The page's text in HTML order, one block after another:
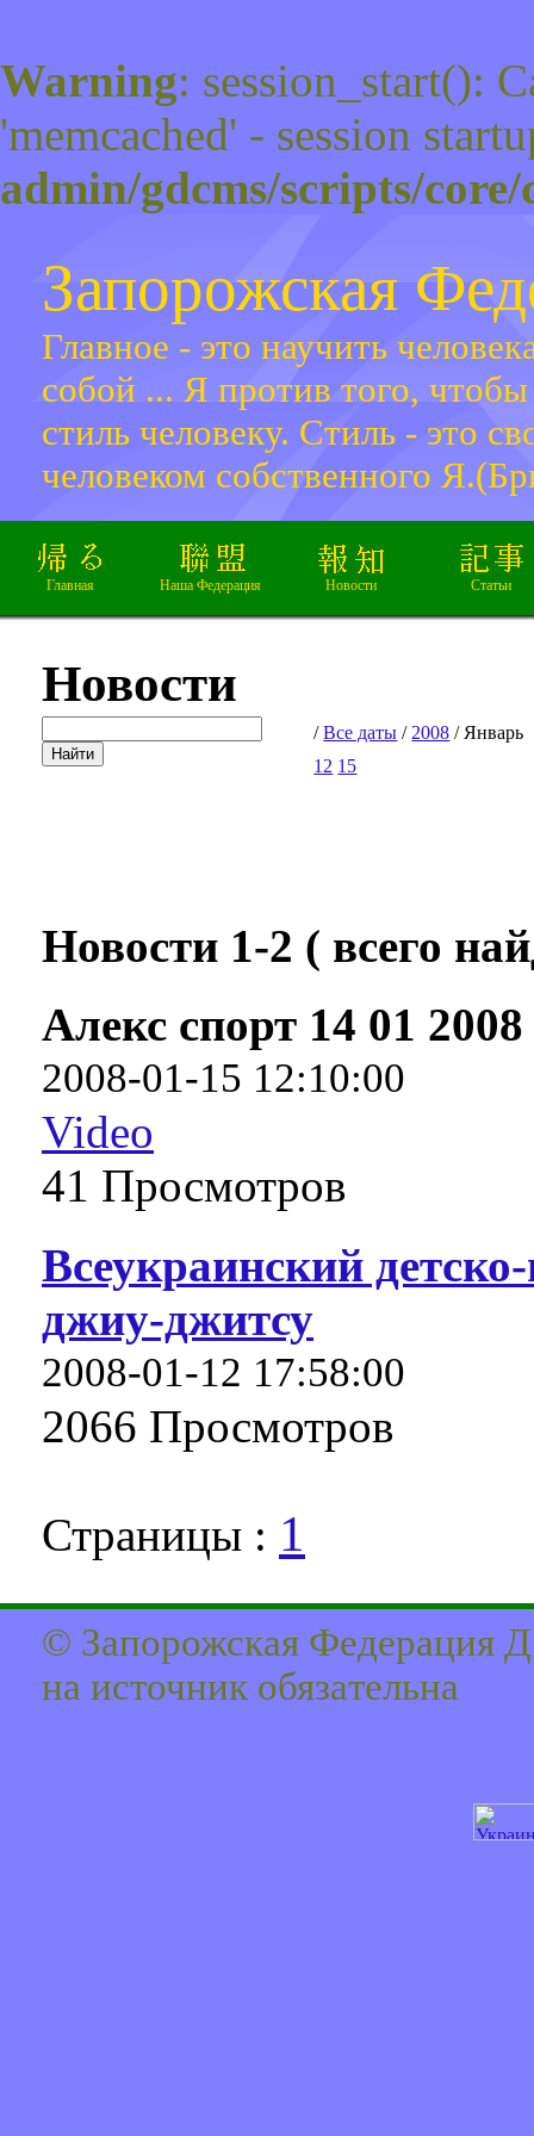
Warning: session_start():
'memcached' - session
admin/gdcms/scripts/
Запорожская
Главное - это научить
собой ... Я против того,
стиль человеку. Стиль - это
человеком собственного
Главная Наша Федерация Новости Статьи
Новости
/Все даты / 2008 / Январь
12 15
Новости 1-2 ( всего
Алекс спорт 14 01 2008
2008-01-15 12:10:00
Video
41 Про­смот­ров
Всеукраинский
джиу-джитсу
2008-01-12 17:58:00
2066 Про­смот­ров
Страницы : 1
© Запорожская Федерация
на источник обязaтельна